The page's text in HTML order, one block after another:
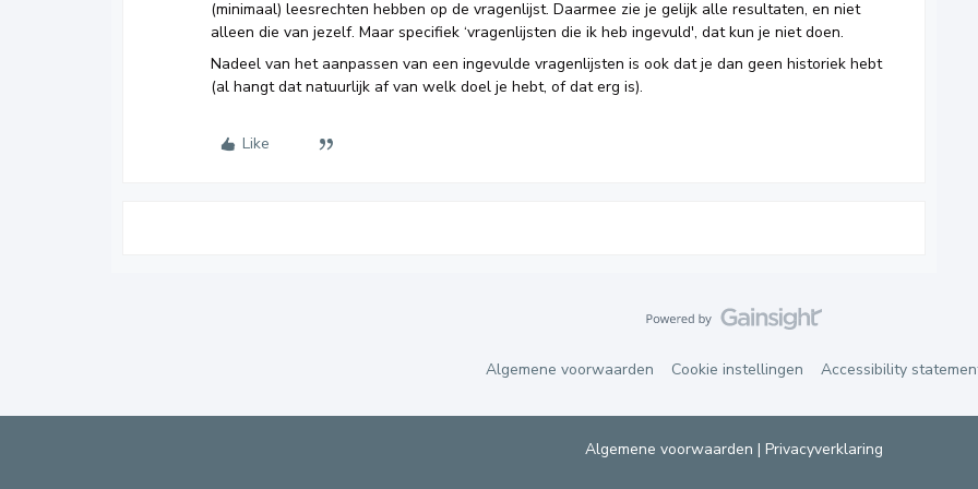
(minimaal) leesrechten hebben op de vragenlijst. Daarmee zie je gelijk alle resultaten, en niet
alleen die van jezelf. Maar specifiek ‘vragenlijsten die ik heb ingevuld', dat kun je niet doen.
Nadeel van het aanpassen van een ingevulde vragenlijsten is ook dat je dan geen historiek hebt
(al hangt dat natuurlijk af van welk doel je hebt, of dat erg is).
Like
Algemene voorwaarden Cookie instellingen Accessibility
Algemene voorwaarden | Privacyverklaring